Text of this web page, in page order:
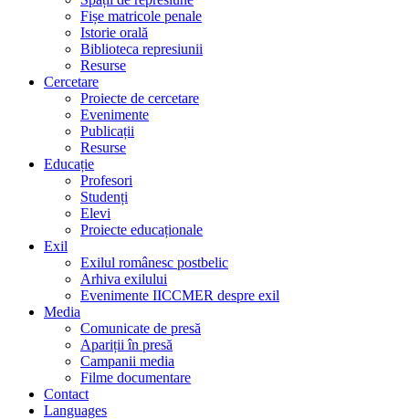
Fișe matricole penale
Istorie orală
Biblioteca represiunii
Resurse
Cercetare
Proiecte de cercetare
Evenimente
Publicații
Resurse
Educație
Profesori
Studenți
Elevi
Proiecte educaționale
Exil
Exilul românesc postbelic
Arhiva exilului
Evenimente IICCMER despre exil
Media
Comunicate de presă
Apariții în presă
Campanii media
Filme documentare
Contact
Languages